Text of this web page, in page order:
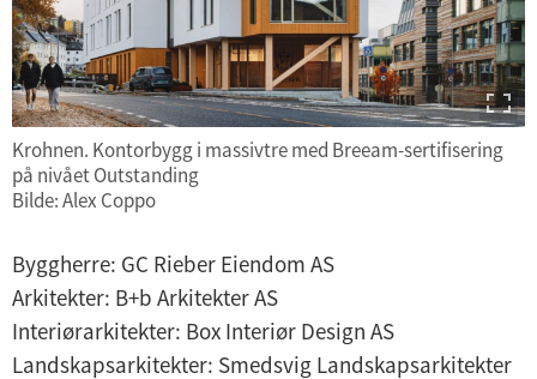
Krohnen. Kontorbygg i massivtre med Breeam-sertifisering
på nivået Outstanding
Bilde: Alex Coppo
Byggherre: GC Rieber Eiendom AS
Arkitekter: B+b Arkitekter AS
Interiørarkitekter: Box Interiør Design AS
Landskapsarkitekter: Smedsvig Landskapsarkitekter